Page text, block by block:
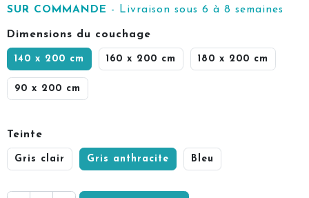
SUR COMMANDE - Livraison sous 6 à 8 semaines
Dimensions du couchage
140 x 200 cm 160 x 200 cm 180 x 200 cm
90 x 200 cm
Teinte
Gris clair Gris anthracite Bleu